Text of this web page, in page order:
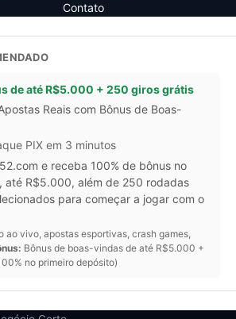
Contato
de até R$5.000 + 250 giros grátis
Reais com Bônus de Boas-
PIX em 3 minutos
e receba 100% de bônus no
até R$5.000, além de 250 rodadas
para começar a jogar com o
ao vivo, apostas esportivas, crash games,
Bônus de boas-vindas de até R$5.000 +
no primeiro depósito)